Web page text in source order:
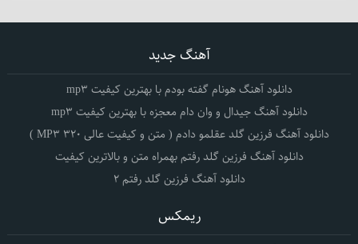
آهنگ جدید
دانلود آهنگ هونام گفته بودم با بهترین کیفیت mp3
دانلود آهنگ جیدال و وان دام معجزه با بهترین کیفیت mp3
دانلود آهنگ فرزین گلد عقلمو دادم ( متن و کیفیت عالی 320 MP3 )
دانلود آهنگ فرزین گلد رفتم بهمراه متن و بالاترین کیفیت
دانلود آهنگ فرزین گلد رفتم 2
ریمکس